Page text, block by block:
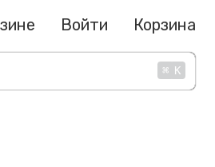
Войти Корзина
⌘ K